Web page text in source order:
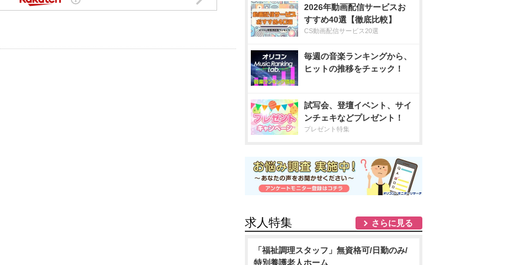
2026年動画配信サービスお
すすめ40選【徹底比較】
CS動画配信サービス20選
毎週の音楽ランキングから、
ヒットの推移をチェック！
試写会、登壇イベント、サイ
ンチェキなどプレゼント！
プレゼント特集
求人特集 さらに見る
「福祉調理スタッフ」無資格可/日勤のみ/
特別養護老人ホーム